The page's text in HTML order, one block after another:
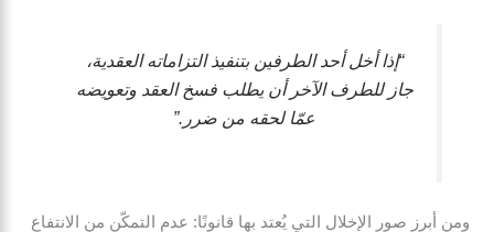
“إذا أخل أحد الطرفين بتنفيذ التزاماته العقدية،
جاز للطرف الآخر أن يطلب فسخ العقد وتعويضه
عمّا لحقه من ضرر.”
ومن أبرز صور الإخلال التي يُعتد بها قانونًا: عدم التمكّن من الانتفاع